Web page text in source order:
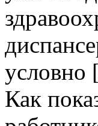
условно
Как